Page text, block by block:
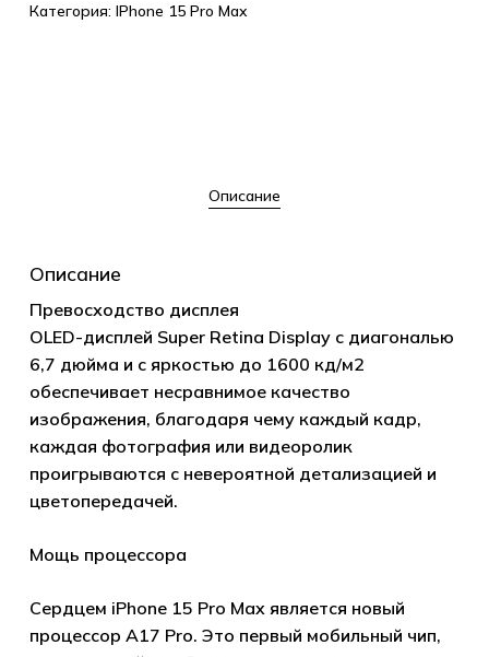
Категория: IPhone 15 Pro Max
Описание
Описание
Превосходство дисплея
OLED-дисплей Super Retina Display с диагональю
6,7 дюйма и с яркостью до 1600 кд/м2
обеспечивает несравнимое качество
изображения, благодаря чему каждый кадр,
каждая фотография или видеоролик
проигрываются с невероятной детализацией и
цветопередачей.
Мощь процессора
Сердцем iPhone 15 Pro Max является новый
процессор A17 Pro. Это первый мобильный чип,